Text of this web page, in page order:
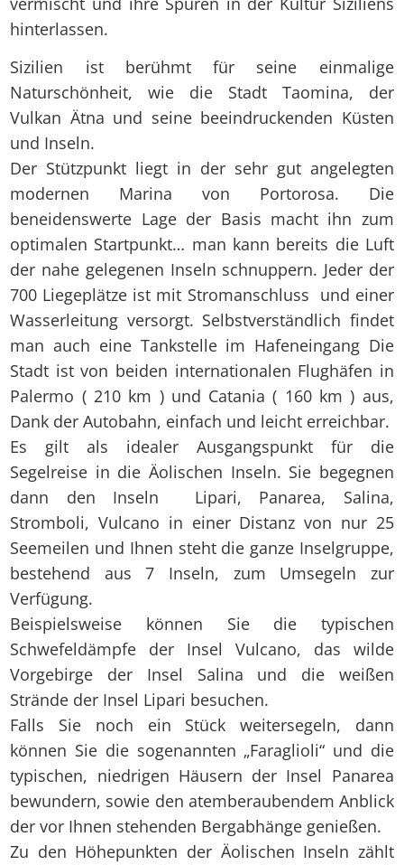
hinterlassen.
Sizilien ist berühmt für seine einmalige
Naturschönheit, wie die Stadt Taomina, der
Vulkan Ätna und seine beeindruckenden Küsten
und Inseln.
Der Stützpunkt liegt in der sehr gut angelegten
modernen Marina von Portorosa. Die
beneidenswerte Lage der Basis macht ihn zum
optimalen Startpunkt… man kann bereits die Luft
der nahe gelegenen Inseln schnuppern. Jeder der
700 Liegeplätze ist mit Stromanschluss und einer
Wasserleitung versorgt. Selbstverständlich findet
man auch eine Tankstelle im Hafeneingang Die
Stadt ist von beiden internationalen Flughäfen in
Palermo ( 210 km ) und Catania ( 160 km ) aus,
Dank der Autobahn, einfach und leicht erreichbar.
Es gilt als idealer Ausgangspunkt für die
Segelreise in die Äolischen Inseln. Sie begegnen
dann den Inseln Lipari, Panarea, Salina,
Stromboli, Vulcano in einer Distanz von nur 25
Seemeilen und Ihnen steht die ganze Inselgruppe,
bestehend aus 7 Inseln, zum Umsegeln zur
Verfügung.
Beispielsweise können Sie die typischen
Schwefeldämpfe der Insel Vulcano, das wilde
Vorgebirge der Insel Salina und die weißen
Strände der Insel Lipari besuchen.
Falls Sie noch ein Stück weitersegeln, dann
können Sie die sogenannten „Faraglioli“ und die
typischen, niedrigen Häusern der Insel Panarea
bewundern, sowie den atemberaubendem Anblick
der vor Ihnen stehenden Bergabhänge genießen.
Zu den Höhepunkten der Äolischen Inseln zählt